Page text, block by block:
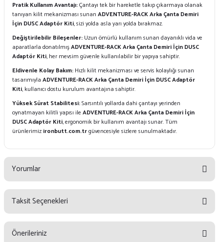
Pratik Kullanım Avantajı:Çantayı tek bir hareketle takıp çıkarmaya olanak
tanıyan kilit mekanizması sunan ADVENTURE-RACK Arka Çanta Demiri
İçin DUSC Adaptör Kiti, sizi yolda asla yarı yolda bırakmaz.
Değiştirilebilir Bileşenler: Uzun ömürlü kullanım sunan dayanıklı vida ve
aparatlarla donatılmışADVENTURE-RACK Arka Çanta Demiri İçin DUSC
Adaptör Kiti, her mevsim güvenle kullanılabilir bir yapıya sahiptir.
Eldivenle Kolay Bakım: Hızlı kilit mekanizması ve servis kolaylığı sunan
tasarımıyla ADVENTURE-RACK Arka Çanta Demiri İçin DUSC Adaptör
Kiti, kullanıcı dostu kurulum avantajına sahiptir.
Yüksek Sürat Stabilitesi:Sarsıntılı yollarda dahi çantayı yerinden
oynatmayan kilitli yapısı ile ADVENTURE-RACK Arka Çanta Demiri İçin
DUSC Adaptör Kiti, ergonomik bir kullanım avantajı sunar. Tüm
ürünlerimiz ironbutt.com.trgüvencesiyle sizlere sunulmaktadır.
Yorumlar
Taksit Seçenekleri
Önerileriniz